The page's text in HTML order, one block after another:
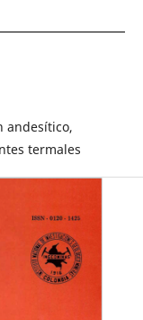
andesítico,
termales